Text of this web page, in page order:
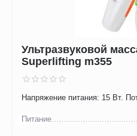
Ультразвуковой
Superlifting m355
Напряжение питания: 15 Вт.
Питание